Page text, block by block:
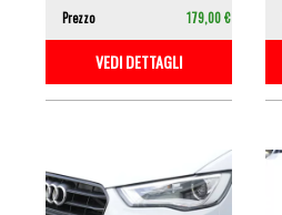
Prezzo 179,00 €
VEDI DETTAGLI